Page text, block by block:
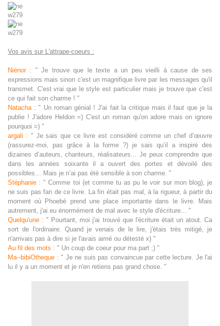
Vos avis sur L'attrape-coeurs :
Niënor : " Je trouve que le texte a un peu vieilli à cause de ses
expressions mais sinon c'est un magnifique livre par les messages qu'il
transmet. C'est vrai que le style est particulier mais je trouve que c'est
ce qui fait son charme ! "
Natacha : " Un roman génial ! J'ai fait la critique mais il faut que je la
publie ! J'adore Heldon =) C'est un roman qu'on adore mais on ignore
pourquoi =) "
argali : " Je sais que ce livre est considéré comme un chef d’œuvre
(rassurez-moi, pas grâce à la forme ?) je sais qu’il a inspiré des
dizaines d’auteurs, chanteurs, réalisateurs... Je peux comprendre que
dans les années soixante il a ouvert des portes et dévoilé des
possibles… Mais je n’ai pas été sensible à son charme. "
Stéphanie : " Comme toi (et comme tu as pu le voir sur mon blog), je
ne suis pas fan de ce livre. La fin était pas mal, à la rigueur, à partir du
moment où Phoebé prend une place importante dans le livre. Mais
autrement, j'ai eu énormément de mal avec le style d'écriture... "
Quelqu'une : " Pourtant, moi j'ai trouvé que l'écriture était un atout. Ca
sort de l'ordinaire. Quand je venais de le lire, j'étais très mitigé, je
n'arrivais pas à dire si je l'avais aimé ou détesté x) "
Au fil des mots : " Un coup de coeur pour ma part ;) "
Ma--bibiOtheque : " Je ne suis pas convaincue par cette lecture. Je l'ai
lu il y a un moment et je n'en retiens pas grand chose. "